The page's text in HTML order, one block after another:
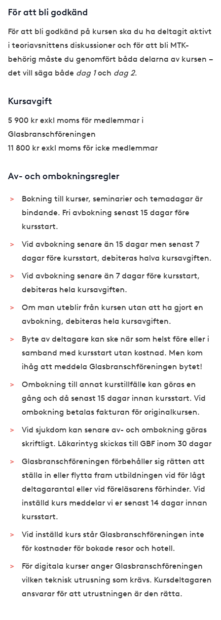
För att bli godkänd
För att bli godkänd på kursen ska du ha deltagit aktivt
i teoriavsnittens diskussioner och för att bli MTK-
behörig måste du genomfört båda delarna av kursen –
det vill säga både dag 1och dag 2.
Kursavgift
5 900 kr exkl moms för medlemmar i
Glasbranschföreningen
11 800 kr exkl moms för icke medlemmar
Av- och ombokningsregler
Bokning till kurser, seminarier och temadagar är
bindande. Fri avbokning senast 15 dagar före
kursstart.
Vid avbokning senare än 15 dagar men senast 7
dagar före kursstart, debiteras halva kursavgiften.
Vid avbokning senare än 7 dagar före kursstart,
debiteras hela kursavgiften.
Om man uteblir från kursen utan att ha gjort en
avbokning, debiteras hela kursavgiften.
Byte av deltagare kan ske när som helst före eller i
samband med kursstart utan kostnad. Men kom
ihåg att meddela Glasbranschföreningen bytet!
Ombokning till annat kurstillfälle kan göras en
gång och då senast 15 dagar innan kursstart. Vid
ombokning betalas fakturan för originalkursen.
Vid sjukdom kan senare av- och ombokning göras
skriftligt. Läkarintyg skickas till GBF inom 30 dagar
Glasbranschföreningen förbehåller sig rätten att
ställa in eller flytta fram utbildningen vid för lågt
deltagarantal eller vid föreläsarens förhinder. Vid
inställd kurs meddelar vi er senast 14 dagar innan
kursstart.
Vid inställd kurs står Glasbranschföreningen inte
för kostnader för bokade resor och hotell.
För digitala kurser anger Glasbranschföreningen
vilken teknisk utrusning som krävs. Kursdeltagaren
ansvarar för att utrustningen är den rätta.